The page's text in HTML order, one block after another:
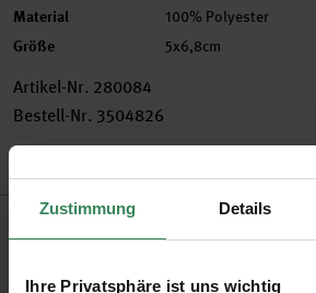
Zustimmung Details
Ihre Privatsphäre ist uns wichtig
Material 100% Polyester
Größe 5x6,8cm
Artikel-Nr. 280084
Bestell-Nr. 3504826
Produktbeschreibung
Mit diesem coolen Patch lassen sich